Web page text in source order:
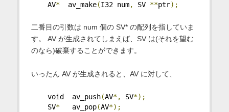
AV* av_make(I32 num, SV **ptr);
二番目の引数は num 個の SV* の配列を指していま
す。 AV が生成されてしまえば、SV は(それを望む
のなら)破棄することができます。
いったん AV が生成されると、AV に対して、
void  av_push(AV*, SV*);
SV* av_pop(AV*);